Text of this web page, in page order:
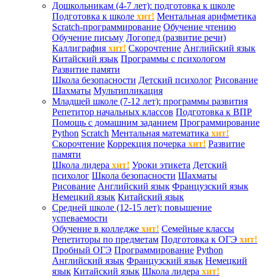
Дошкольникам (4-7 лет): подготовка к школе
Подготовка к школе хит! Ментальная арифметика
Scratch-программирование Обучение чтению
Обучение письму Логопед (развитие речи)
Каллиграфия хит! Скорочтение Английский язык
Китайский язык Программы с психологом
Развитие памяти
Школа безопасности Детский психолог Рисование
Шахматы Мультипликация
Младшей школе (7-12 лет): программы развития
Репетитор начальных классов Подготовка к ВПР
Помощь с домашним заданием Программирование
Python Scratch Ментальная математика хит!
Скорочтение Коррекция почерка хит! Развитие
памяти
Школа лидера хит! Уроки этикета Детский
психолог Школа безопасности Шахматы
Рисование Английский язык Французский язык
Немецкий язык Китайский язык
Средней школе (12-15 лет): повышение
успеваемости
Обучение в колледже хит! Семейные классы
Репетиторы по предметам Подготовка к ОГЭ хит!
Пробный ОГЭ Программирование Python
Английский язык Французский язык Немецкий
язык Китайский язык Школа лидера хит!